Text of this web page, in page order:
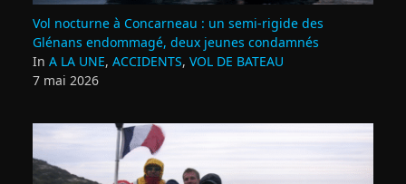
Vol nocturne à Concarneau : un semi‑rigide des
Glénans endommagé, deux jeunes condamnés
In A LA UNE, ACCIDENTS, VOL DE BATEAU
7 mai 2026